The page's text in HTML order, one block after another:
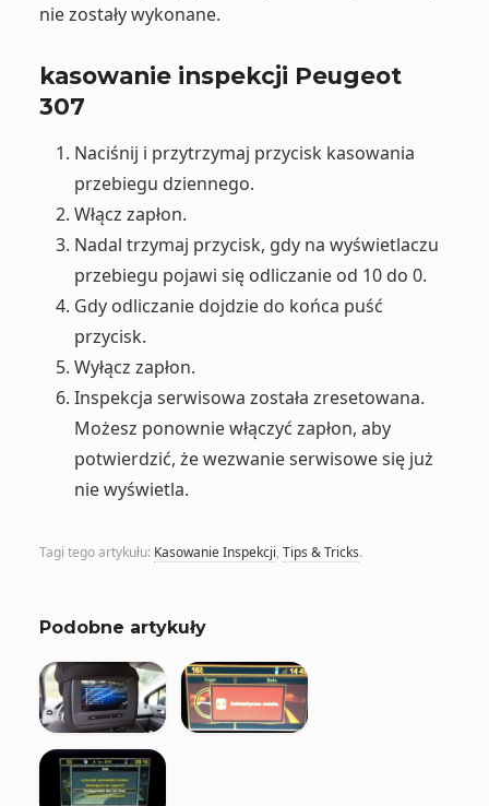
nie zostały wykonane.
kasowanie inspekcji Peugeot
307
Naciśnij i przytrzymaj przycisk kasowania
przebiegu dziennego.
Włącz zapłon.
Nadal trzymaj przycisk, gdy na wyświetlaczu
przebiegu pojawi się odliczanie od 10 do 0.
Gdy odliczanie dojdzie do końca puść
przycisk.
Wyłącz zapłon.
Inspekcja serwisowa została zresetowana.
Możesz ponownie włączyć zapłon, aby
potwierdzić, że wezwanie serwisowe się już
nie wyświetla.
Tagi tego artykułu: Kasowanie Inspekcji, Tips & Tricks.
Podobne artykuły